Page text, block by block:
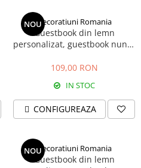
NOUDecoratiuni Romania
Guestbook din lemn
personalizat, guestbook nunta
109,00 RON
IN STOC
CONFIGUREAZA
NOUDecoratiuni Romania
Guestbook din lemn